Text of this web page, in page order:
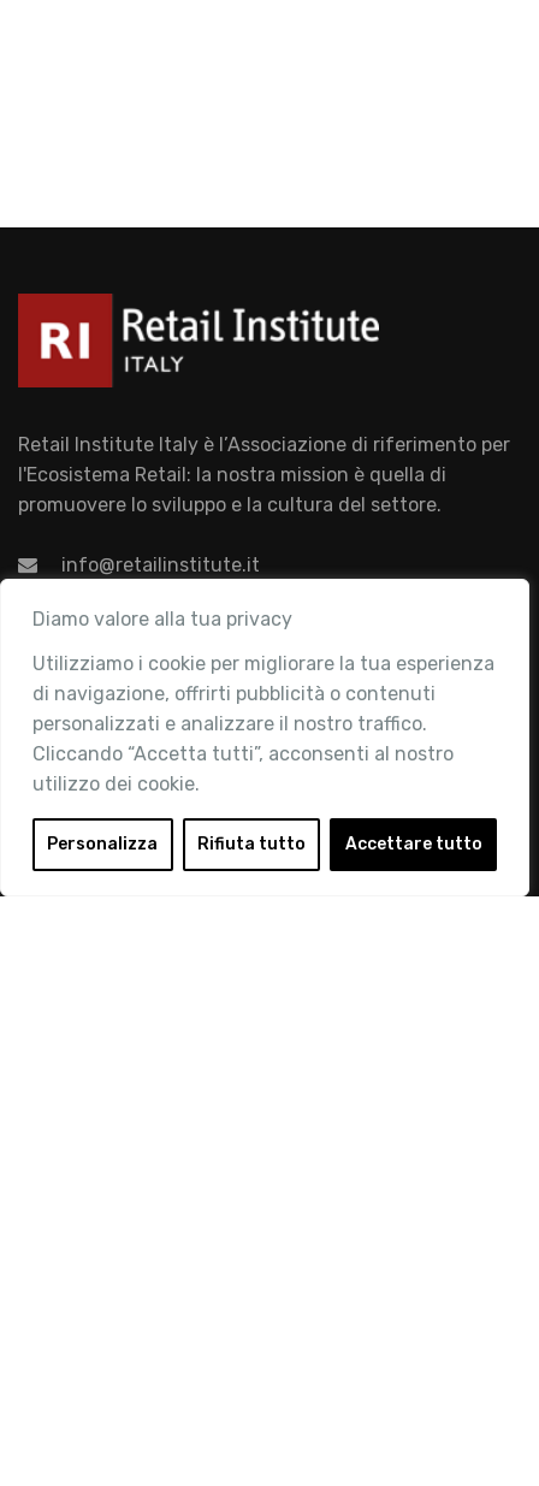
Diamo valore alla tua privacy
Utilizziamo i cookie per migliorare la tua esperienza
di navigazione, offrirti pubblicità o contenuti
personalizzati e analizzare il nostro traffico.
Cliccando “Accetta tutti”, acconsenti al nostro
utilizzo dei cookie.
Personalizza Rifiuta tutto Accettare tutto
Retail Institute Italy è l’Associazione di riferimento per
l'Ecosistema Retail: la nostra mission è quella di
promuovere lo sviluppo e la cultura del settore.
info@retailinstitute.it
Associazione
Chi siamo
Attività
Contatti
Area Riservata
Login
Diventa Socio